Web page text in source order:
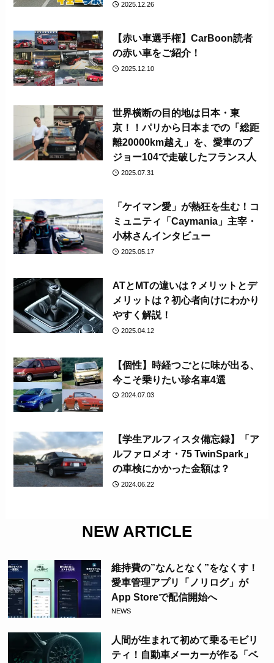
2025.12.26
【赤い車選手権】CarBoon読者
の赤い車をご紹介！
2025.12.10
世界横断の目的地は日本・東
京！！パリから日本までの「総距
離20000km越え」を、愛車のプ
ジョー104で走破したフランス人
2025.07.31
「ケイマン愛」が熱狂を生む！コ
ミュニティ「Caymania」主宰・
小林さんインタビュー
2025.05.17
ATとMTの違いは？メリットとデ
メリットは？初心者向けにわかり
やすく解説！
2025.04.12
【個性】時経つごとに味が出る、
今こそ乗りたい珍名車4選
2024.07.03
【学生アルフィスタ備忘録】「ア
ルファロメオ・75 TwinSpark」
の車検にかかった金額は？
2024.06.22
NEW ARTICLE
維持費の”なんとなく”をなくす！
愛車管理アプリ「ノリログ」が
App Storeで配信開始へ
NEWS
人間が生まれて初めて乗るモビリ
ティ！自動車メーカーが作る「ベ